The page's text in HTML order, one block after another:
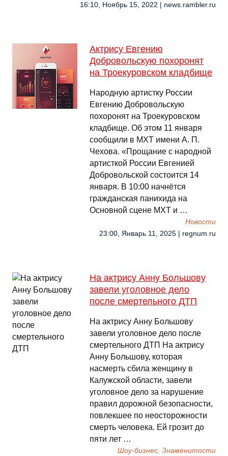
16:10, Ноябрь 15, 2022 | news.rambler.ru
Актрису Евгению
Добровольскую похоронят
на Троекуровском кладбище
Народную артистку России
Евгению Добровольскую
похоронят на Троекуровском
кладбище. Об этом 11 января
сообщили в МХТ имени А. П.
Чехова. «Прощание с народной
артисткой России Евгенией
Добровольской состоится 14
января. В 10:00 начнётся
гражданская панихида на
Основной сцене МХТ и …
Новости
23:00, Январь 11, 2025 | regnum.ru
На актрису Анну Большову
завели уголовное дело
после смертельного ДТП
На актрису Анну Большову
завели уголовное дело после
смертельного ДТП На актрису
Анну Большову, которая
насмерть сбила женщину в
Калужской области, завели
уголовное дело за нарушение
правил дорожной безопасности,
повлекшее по неосторожности
смерть человека. Ей грозит до
пяти лет …
Шоу-бизнес, Знаменитости